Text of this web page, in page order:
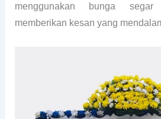
menggunakan bunga
memberikan kesan yang